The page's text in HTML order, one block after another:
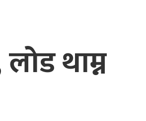
थाम्न